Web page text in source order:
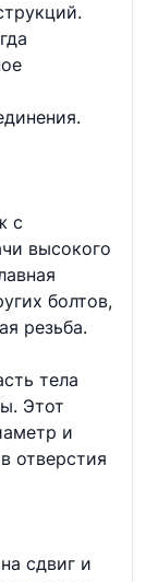
с
высокого
болтов,
резьба.
тела
Этот
и
отверстия
сдвиг и